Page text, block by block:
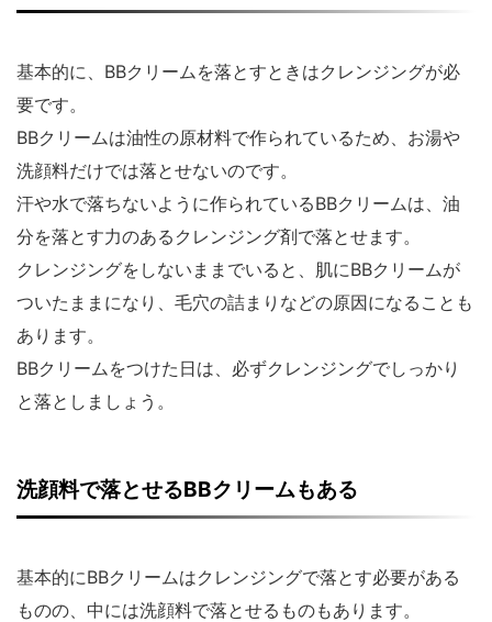
基本的に、BBクリームを落とすときはクレンジングが必
要です。
BBクリームは油性の原材料で作られているため、お湯や
洗顔料だけでは落とせないのです。
汗や水で落ちないように作られているBBクリームは、油
分を落とす力のあるクレンジング剤で落とせます。
クレンジングをしないままでいると、肌にBBクリームが
ついたままになり、毛穴の詰まりなどの原因になることも
あります。
BBクリームをつけた日は、必ずクレンジングでしっかり
と落としましょう。
洗顔料で落とせるBBクリームもある
基本的にBBクリームはクレンジングで落とす必要がある
ものの、中には洗顔料で落とせるものもあります。